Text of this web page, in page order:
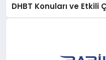
DHBT Konuları ve Etkili